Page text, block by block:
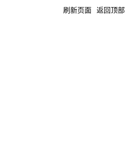
刷新页面 返回顶部